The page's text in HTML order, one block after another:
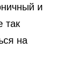
и
так
на